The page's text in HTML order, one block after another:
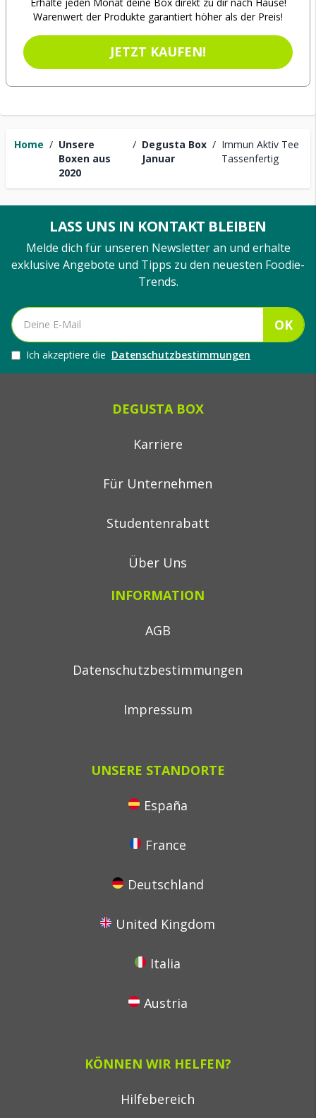
Home / Unsere
Boxen aus
2020
/ Degusta Box
Januar
/ Immun Aktiv Tee
Tassenfertig
Warenwert der Produkte garantiert höher als der Preis!
JETZT KAUFEN!
LASS UNS IN KONTAKT BLEIBEN
Melde dich für unseren Newsletter an und erhalte
exklusive Angebote und Tipps zu den neuesten Foodie-
Trends.
OK
Ich akzeptiere die Datenschutzbestimmungen
DEGUSTA BOX
Karriere
Für Unternehmen
Studentenrabatt
Über Uns
INFORMATION
AGB
Datenschutzbestimmungen
Impressum
UNSERE STANDORTE
España
France
Deutschland
United Kingdom
Italia
Austria
KÖNNEN WIR HELFEN?
Hilfebereich